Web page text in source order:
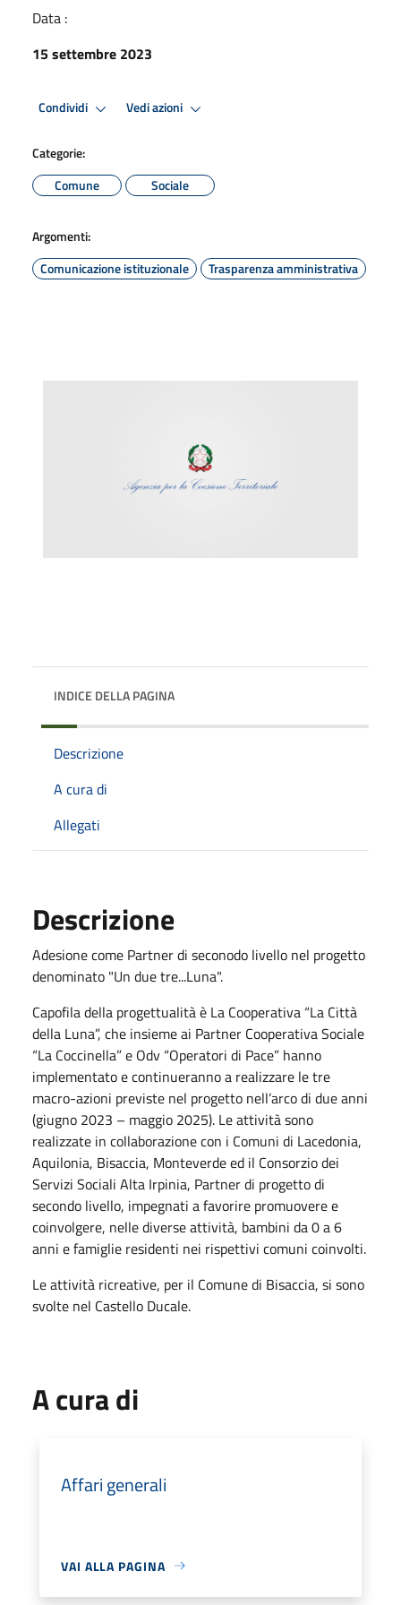
Data :
15 settembre 2023
Condividi Vedi azioni
Categorie:
Comune
Sociale
Argomenti:
Comunicazione istituzionale
Trasparenza amministrativa
INDICE DELLA PAGINA
Descrizione
A cura di
Allegati
Descrizione
Adesione come Partner di seconodo livello nel progetto
denominato "Un due tre...Luna".
Capofila della progettualità è La Cooperativa “La Città
della Luna”, che insieme ai Partner Cooperativa Sociale
“La Coccinella” e Odv “Operatori di Pace” hanno
implementato e continueranno a realizzare le tre
macro-azioni previste nel progetto nell’arco di due anni
(giugno 2023 – maggio 2025). Le attività sono
realizzate in collaborazione con i Comuni di Lacedonia,
Aquilonia, Bisaccia, Monteverde ed il Consorzio dei
Servizi Sociali Alta Irpinia, Partner di progetto di
secondo livello, impegnati a favorire promuovere e
coinvolgere, nelle diverse attività, bambini da 0 a 6
anni e famiglie residenti nei rispettivi comuni coinvolti.
Le attività ricreative, per il Comune di Bisaccia, si sono
svolte nel Castello Ducale.
A cura di
Affari generali
VAI ALLA PAGINA